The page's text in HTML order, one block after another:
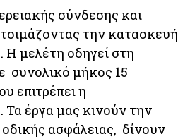
σύνδεσης και
την κατασκευή
μελέτη οδηγεί στη
συνολικό μήκος 15
επιτρέπει η
Τα έργα μας κινούν την
ασφάλειας, δίνουν